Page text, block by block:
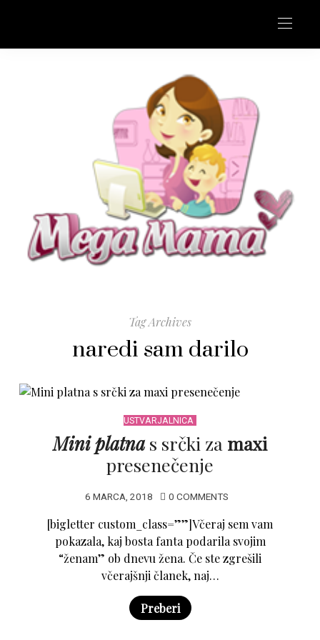
Tag Archives
naredi sam darilo
USTVARJALNICA
Mini platna s srčki za maxi
presenečenje
6 MARCA, 2018 0 COMMENTS
[bigletter custom_class=””]Včeraj sem vam
pokazala, kaj bosta fanta podarila svojim
“ženam” ob dnevu žena. Če ste zgrešili
včerajšnji članek, naj…
Preberi